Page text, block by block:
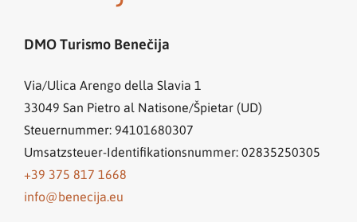
DMO Turismo Benečija
Via/Ulica Arengo della Slavia 1
33049 San Pietro al Natisone/Špietar (UD)
Steuernummer: 94101680307
Umsatzsteuer-Identifikationsnummer: 02835250305
+39 375 817 1668
info@benecija.eu